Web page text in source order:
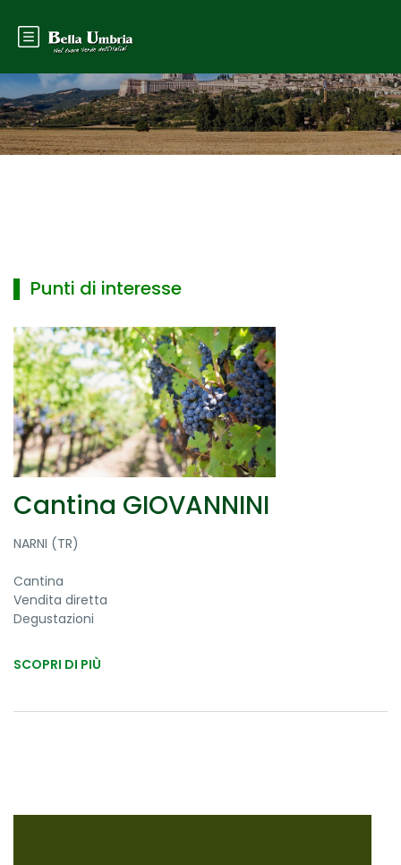
▌ Punti di interesse
Cantina GIOVANNINI
NARNI (TR)
Cantina
Vendita diretta
Degustazioni
SCOPRI DI PIÙ